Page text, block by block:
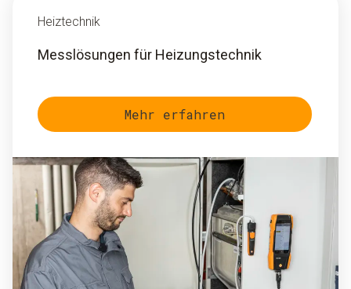
Heiztechnik
Messlösungen für Heizungstechnik
Mehr erfahren